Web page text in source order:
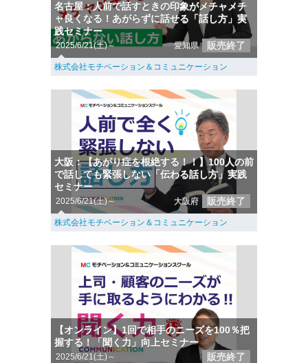
名古屋：人前で話すときの印象がメチャメチ
ャ良くなる！あがらずに話せる「話し方」実
践セミナー
2025/6/21(土)～ 愛知県 販売終了
株式会社モチベーション＆コミュニケーション
大阪：【あがり症を根絶する！！】100人の前
で話しても緊張しない「伝わる話し方」実践
セミナー
2025/6/21(土)～ 大阪府 販売終了
株式会社モチベーション＆コミュニケーション
【オンライン】1回で相手のニーズを100％把
握する！「聞く力」向上セミナー
2025/6/21(土)～ 販売終了